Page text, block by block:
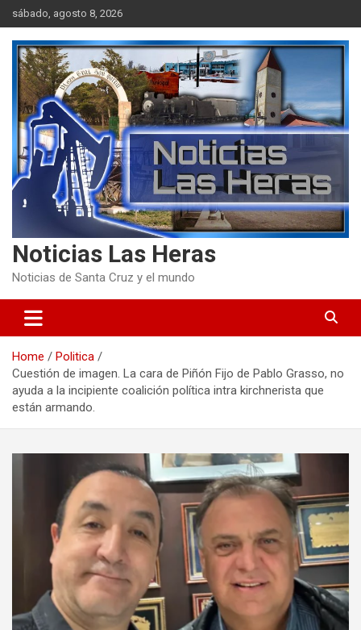
Skip
to
content
sábado, agosto 8, 2026
Noticias Las Heras
Noticias de Santa Cruz y el mundo
Home
Politica
Cuestión de imagen. La cara de Piñón Fijo de Pablo Grasso, no
ayuda a la incipiente coalición política intra kirchnerista que
están armando.